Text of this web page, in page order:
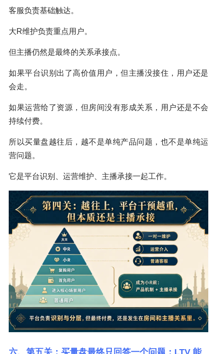
客服负责基础触达。
大R维护负责重点用户。
但主播仍然是最终的关系承接点。
如果平台识别出了高价值用户，但主播没接住，用户还是
会走。
如果运营给了资源，但房间没有形成关系，用户还是不会
持续付费。
所以买量盘越往后，越不是单纯产品问题，也不是单纯运
营问题。
它是平台识别、运营维护、主播承接一起工作。
六、第五关：买量盘最终只回答一个问题：LTV 能